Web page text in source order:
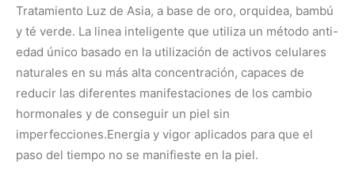
Tratamiento Luz de Asia, a base de oro, orquidea, bambú
y té verde. La linea inteligente que utiliza un método anti-
edad único basado en la utilización de activos celulares
naturales en su más alta concentración, capaces de
reducir las diferentes manifestaciones de los cambio
hormonales y de conseguir un piel sin
imperfecciones.Energia y vigor aplicados para que el
paso del tiempo no se manifieste en la piel.